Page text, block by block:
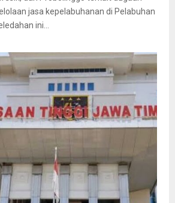
jasa kepelabuhanan di Pelabuhan
ini...